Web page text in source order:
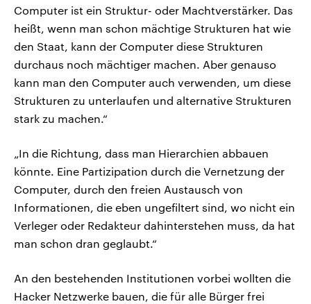
Computer ist ein Struktur- oder Machtverstärker. Das
heißt, wenn man schon mächtige Strukturen hat wie
den Staat, kann der Computer diese Strukturen
durchaus noch mächtiger machen. Aber genauso
kann man den Computer auch verwenden, um diese
Strukturen zu unterlaufen und alternative Strukturen
stark zu machen.“
„In die Richtung, dass man Hierarchien abbauen
könnte. Eine Partizipation durch die Vernetzung der
Computer, durch den freien Austausch von
Informationen, die eben ungefiltert sind, wo nicht ein
Verleger oder Redakteur dahinterstehen muss, da hat
man schon dran geglaubt.“
An den bestehenden Institutionen vorbei wollten die
Hacker Netzwerke bauen, die für alle Bürger frei